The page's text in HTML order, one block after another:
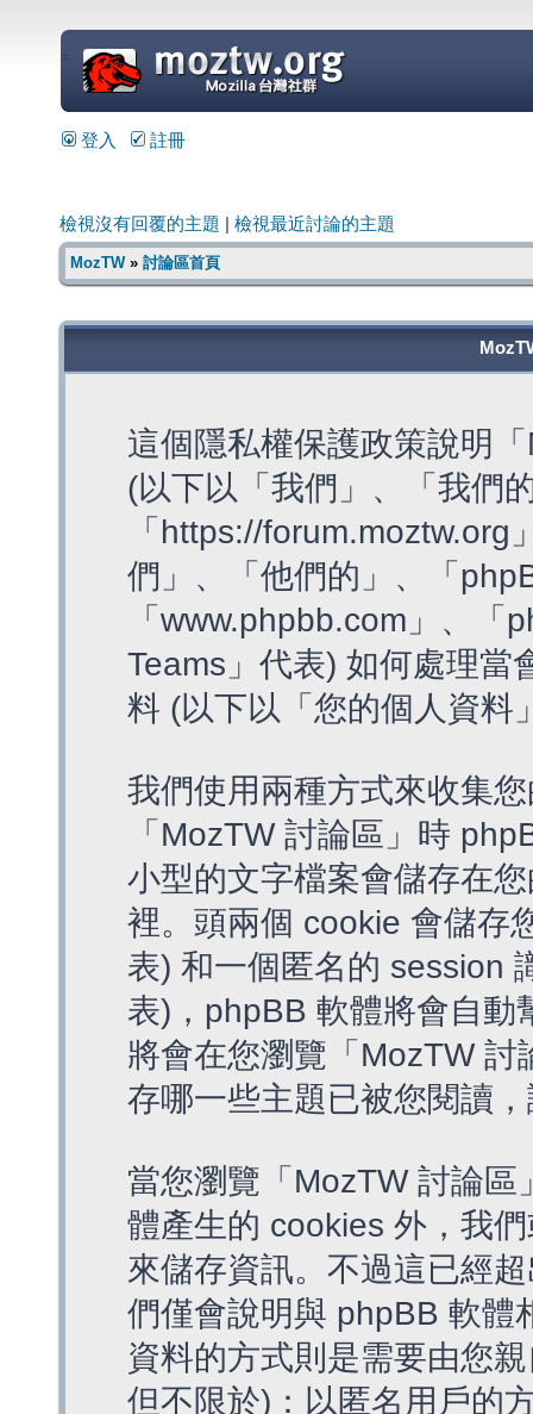
=
登入 註冊
檢視沒有回覆的主題 檢視最近討論的主題
MozTW» 討論區首頁
這個隱私權保護政策說明
(以下以「我們」、「我們
「https://
們」、「他們的」、「
「www.phpbb.com」、
Teams」代表) 如何處理當
料 (以下以「您的個人資料
我們使用兩種方式來收集
「MozTW 討論區」時
小型的文字檔案會儲存在
裡。頭兩個 cookie 會儲存
表) 和一個匿名的 session
表)，phpBB 軟體將會自動
將會在您瀏覽「MozTW
存哪一些主題已被您閱讀
當您瀏覽「MozTW 討論
體產生的 cookies 外，我
來儲存資訊。不過這已經
們僅會說明與 phpBB 軟體
資料的方式則是需要由您
但不限於)：以匿名用戶的